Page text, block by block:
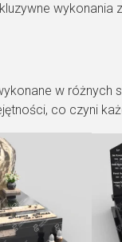
wykonania
w
co czyni